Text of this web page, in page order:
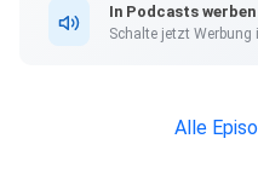
In Podcasts werben
Schalte jetzt Werbung
Alle